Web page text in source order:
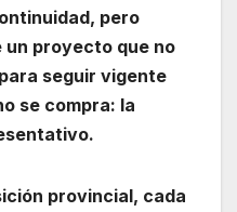
pero
un proyecto que no
seguir vigente
se compra: la
provincial, cada